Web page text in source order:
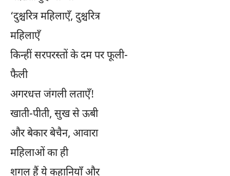
‘दुश्चरित्र महिलाएँ, दुश्चरित्र
महिलाएँ
किन्हीं सरपरस्तों के दम पर फूली-
फैली
अगरधत्त जंगली लताएँ!
खाती-पीती, सुख से ऊबी
और बेकार बेचैन, आवारा
महिलाओं का ही
शगल हैं ये कहानियाँ और